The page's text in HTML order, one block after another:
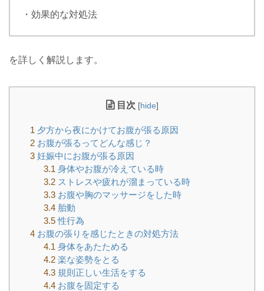
・効果的な対処法
を詳しく解説します。
目次 [hide]
1 夕方から夜にかけてお腹が張る原因
2 お腹が張るってどんな感じ？
3 妊娠中にお腹が張る原因
3.1 身体やお腹が冷えている時
3.2ストレスや疲れが溜まっている時
3.3お腹や胸のマッサージをした時
3.4胎動
3.5性行為
4 お腹の張りを感じたときの対処方法
4.1 身体をあたためる
4.2楽な姿勢をとる
4.3規則正しい生活をする
4.4お腹を固定する